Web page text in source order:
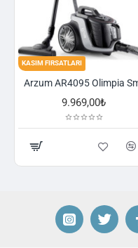
Arzum AR4095 Olimpia Smart Cyclone Filtreli Süpürge - Füme
KASIM FIRSATLARI
1.837,00₺